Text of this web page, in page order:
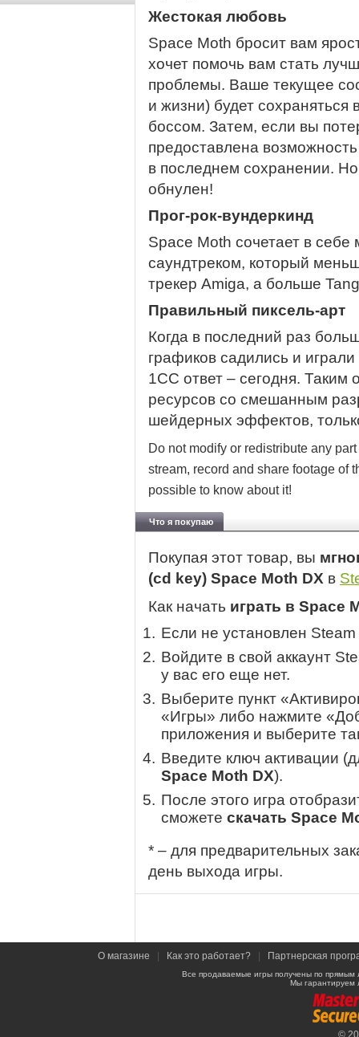
Жестокая любовь
Space Moth бросит вам
хочет помочь вам стать
проблемы. Ваше текущее
и жизни) будет сохраняться
боссом. Затем, если вы
предоставлена
в последнем сохранении.
обнулен!
Прог-рок-вундеркинд
Space Moth сочетает в
саундтреком, который
трекер Amiga, а больше
Правильный пиксель-арт
Когда в последний раз
графиков садились и
1CC ответ – сегодня. Таким
ресурсов со смешанным
шейдерных эффектов,
Do not modify or redistribute any
stream, record and share footage of
possible to know about it!
Что я покупаю
Покупая этот товар, вы
(cd key) Space Moth DX в
Как начать играть в Space
Если не установлен
Войдите в свой аккаунт
у вас его еще нет.
Выберите пункт
«Игры» либо нажмите
приложения и выберите
Введите ключ активации
Space Moth DX).
После этого игра
сможете скачать Space
* – для предварительных
день выхода игры.
О магазине Как это работает? Партнерская
Все продаваемые игры получены по
Мы гарантируем